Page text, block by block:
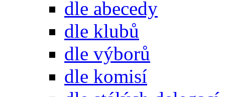
dle abecedy
dle klubů
dle výborů
dle komisí